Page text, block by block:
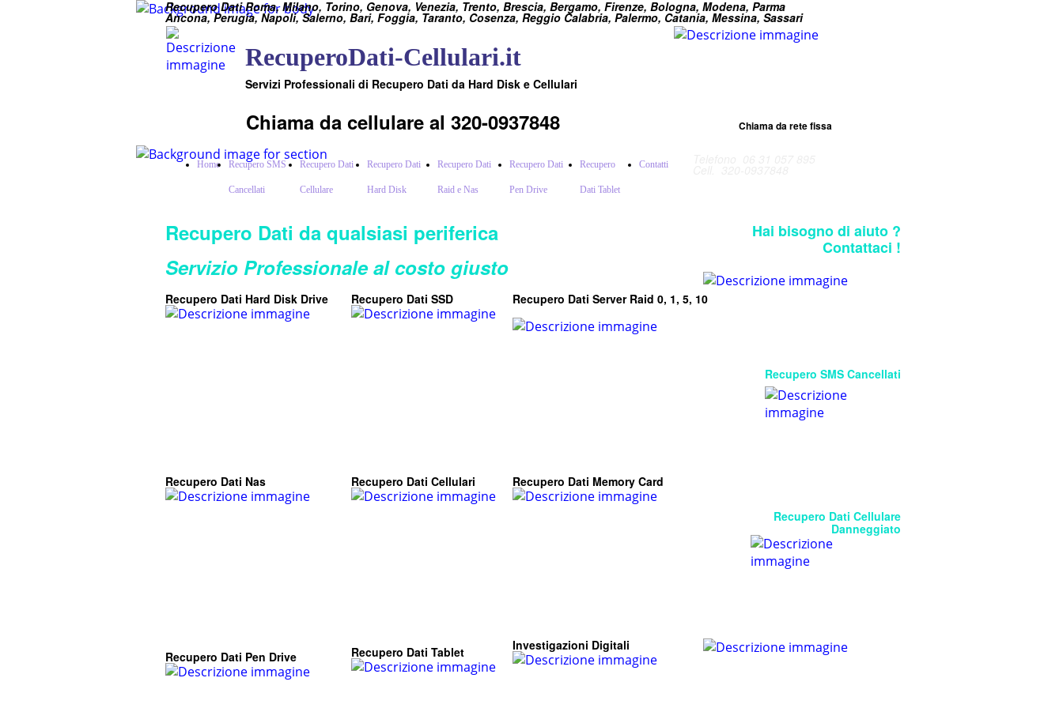
Recupero Dati Roma, Milano, Torino, Genova, Venezia, Trento, Brescia, Bergamo, Firenze, Bologna, Modena, Parma
Ancona, Perugia, Napoli, Salerno, Bari, Foggia, Taranto, Cosenza, Reggio Calabria, Palermo, Catania, Messina, Sassari
RecuperoDati-Cellulari.it
Servizi Professionali di Recupero Dati da Hard Disk e Cellulari
Chiama da cellulare al 320-0937848 Chiama da rete fissa
Home Recupero SMS
Cancellati
Recupero Dati
Cellulare
Recupero Dati
Hard Disk
Recupero Dati
Raid e Nas
Recupero Dati
Pen Drive
Recupero
Dati Tablet
Contatti
Recupero Dati da qualsiasi periferica
Hai bisogno di aiuto ?
Contattaci !
Servizio Professionale al costo giusto
Recupero Dati Hard Disk Drive Recupero Dati SSD Recupero Dati Server Raid 0, 1, 5, 10
Recupero SMS Cancellati
Recupero Dati Nas Recupero Dati Cellulari Recupero Dati Memory Card
Recupero Dati Cellulare
Danneggiato
Investigazioni Digitali
Recupero Dati Tablet
Recupero Dati Pen Drive